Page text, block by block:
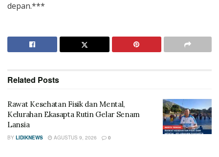
depan.***
Related Posts
Rawat Kesehatan Fisik dan Mental,
Kelurahan Ekasapta Rutin Gelar Senam
Lansia
BY LIDIKNEWS AGUSTUS 9, 2026 0